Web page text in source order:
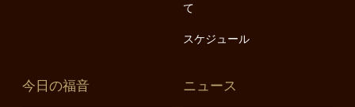
て
スケジュール
今日の福音 ニュース